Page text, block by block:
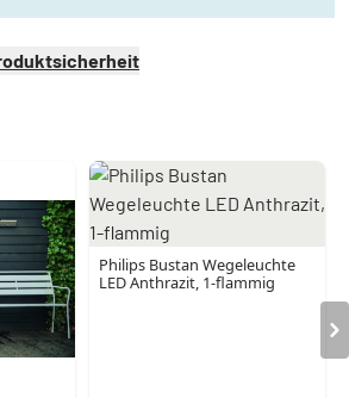
Philips Bustan Wegeleuchte
LED Anthrazit, 1-flammig